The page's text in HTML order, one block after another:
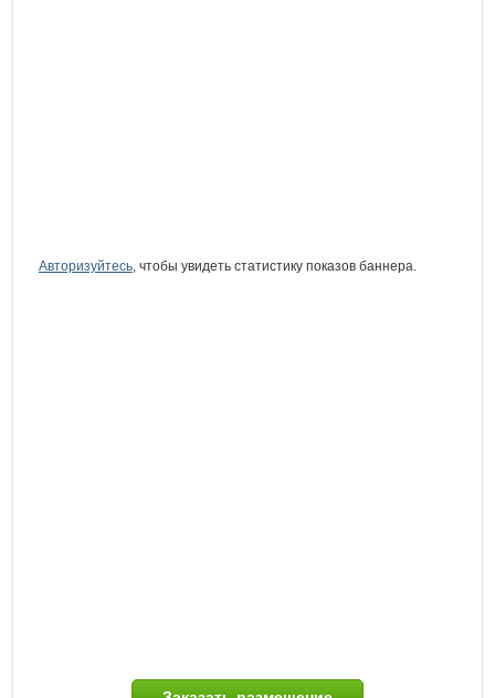
Авторизуйтесь, чтобы увидеть статистику показов баннера.